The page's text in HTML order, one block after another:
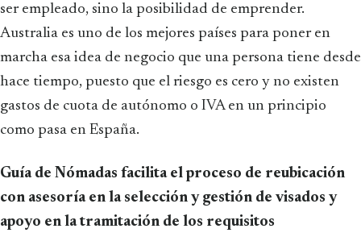
ser empleado, sino la posibilidad de emprender.
Australia es uno de los mejores países para poner en
marcha esa idea de negocio que una persona tiene desde
hace tiempo, puesto que el riesgo es cero y no existen
gastos de cuota de autónomo o IVA en un principio
como pasa en España.
Guía de Nómadas facilita el proceso de reubicación
con asesoría en la selección y gestión de visados y
apoyo en la tramitación de los requisitos